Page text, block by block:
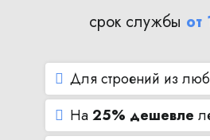
срок службы от
Для строений из
На25% дешевле